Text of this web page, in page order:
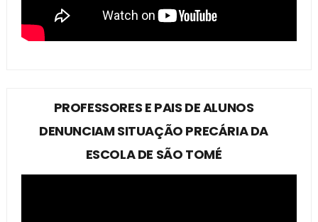
PROFESSORES E PAIS DE ALUNOS
DENUNCIAM SITUAÇÃO PRECÁRIA DA
ESCOLA DE SÃO TOMÉ